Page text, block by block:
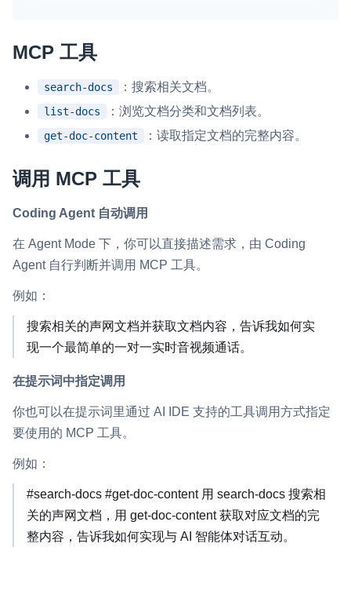
对实时音频和视频画面进行风险识别，并联动回调和业务处置流
拓展 SDK 能力，打造更具个性化的音视频互动效果
媒体服务
与 RTC 客户端 SDK 互通，实现收发流
快速高效的文档转换解决方案
开通和管理声网各项产品服务的统一入口
低代码应用平台
MCP 工具
search-docs ：搜索相关文档。
list-docs ：浏览文档分类和文档列表。
get-doc-content ：读取指定文档的完整内容。
调用 MCP 工具
Coding Agent 自动调用
在 Agent Mode 下，你可以直接描述需求，由 Coding
Agent 自行判断并调用 MCP 工具。
例如：
搜索相关的声网文档并获取文档内容，告诉我如何实
现一个最简单的一对一实时音视频通话。
在提示词中指定调用
你也可以在提示词里通过 AI IDE 支持的工具调用方式指定
要使用的 MCP 工具。
例如：
#search-docs #get-doc-content 用 search-docs 搜索相
关的声网文档，用 get-doc-content 获取对应文档的完
整内容，告诉我如何实现与 AI 智能体对话互动。